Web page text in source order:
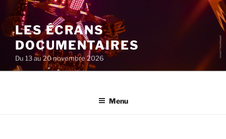
au
contenu
principal
LES ÉCRANS
DOCUMENTAIRES
Du 13 au 20 novembre 2026
Menu